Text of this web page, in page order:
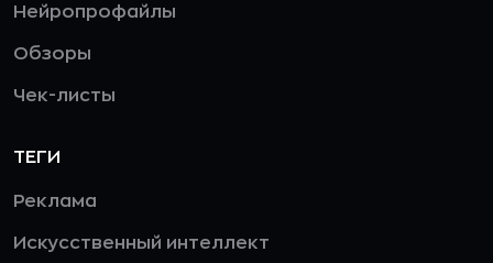
Нейропрофайлы
Обзоры
Чек-листы
ТЕГИ
Реклама
Искусственный интеллект